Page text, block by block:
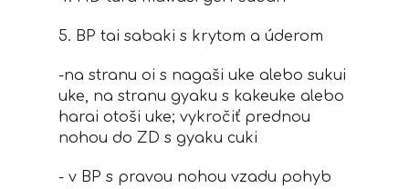
5. BP tai sabaki s krytom a úderom
-na stranu oi s nagaši uke alebo sukui
uke, na stranu gyaku s kakeuke alebo
harai otoši uke; vykročiť prednou
nohou do ZD s gyaku cuki
- v BP s pravou nohou vzadu pohyb